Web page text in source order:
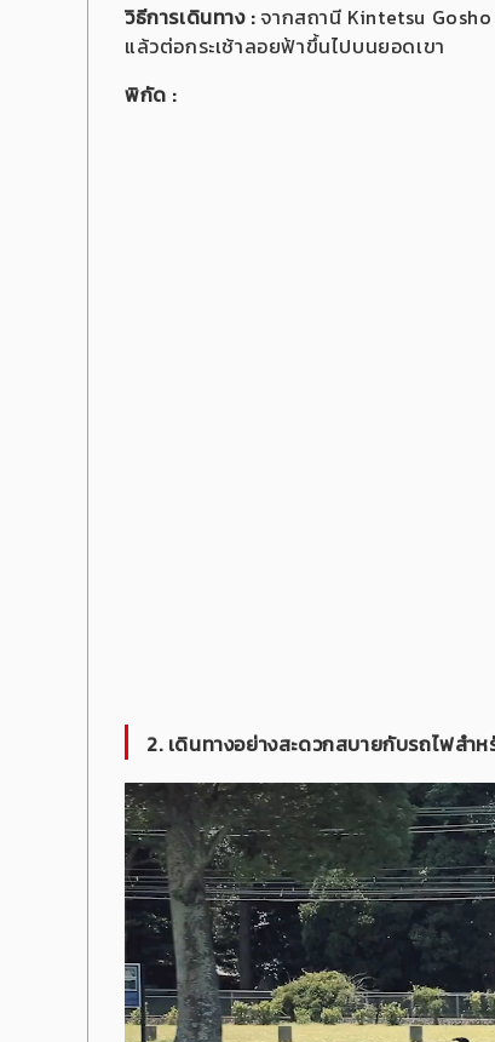
วิธีการเดินทาง :จากสถานี Kintetsu
แล้วต่อกระเช้าลอยฟ้าขึ้นไปบนยอดเขา
พิกัด :
2. เดินทางอย่างสะดวกสบายกับรถไฟสำ
ตัว
เล่น
ไฟล์
วิดีโอ